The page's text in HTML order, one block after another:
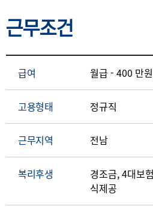
근무조건
급여 월급 - 400 만
고용형태 정규직
근무지역 전남
복리후생
경조금, 4대보
식제공